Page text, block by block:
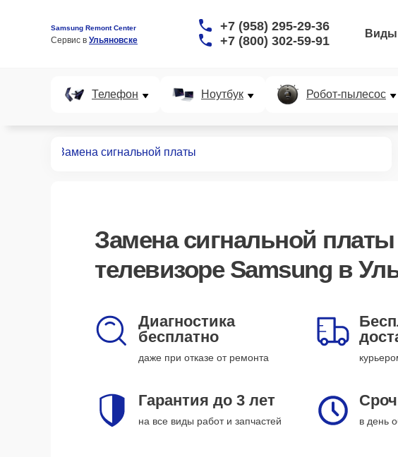
Samsung Remont Center
Сервис в Ульяновске
+7 (958) 295-29-36
+7 (800) 302-59-91
Виды
Телефон Ноутбук Робот-пылесос
Замена сигнальной платы
Замена сигнальной платы
телевизоре Samsung в
Диагностика
бесплатно
даже при отказе от ремонта
Гарантия до 3 лет
на все виды работ и запчастей в день